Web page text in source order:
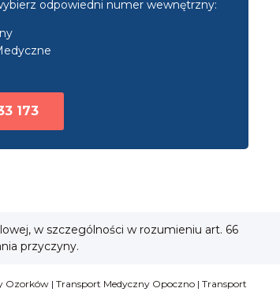
odpowiedni numer wewnętrzny:
173
w szczególności w rozumieniu art. 66
przyczyny.
Ozorków| Transport Medyczny Opoczno| Transport